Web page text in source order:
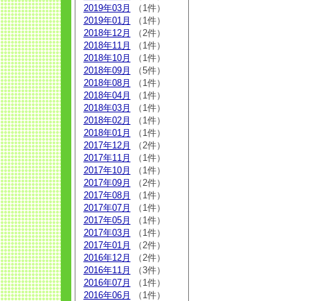
2019年03月
（1件）
2019年01月
（1件）
2018年12月
（2件）
2018年11月
（1件）
2018年10月
（1件）
2018年09月
（5件）
2018年08月
（1件）
2018年04月
（1件）
2018年03月
（1件）
2018年02月
（1件）
2018年01月
（1件）
2017年12月
（2件）
2017年11月
（1件）
2017年10月
（1件）
2017年09月
（2件）
2017年08月
（1件）
2017年07月
（1件）
2017年05月
（1件）
2017年03月
（1件）
2017年01月
（2件）
2016年12月
（2件）
2016年11月
（3件）
2016年07月
（1件）
2016年06月
（1件）